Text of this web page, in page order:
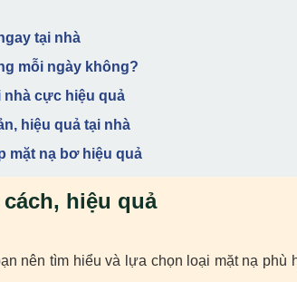
tại nhà
mỗi ngày không?
nhà cực hiệu quả
hiệu quả tại nhà
mặt nạ bơ hiệu quả
hiệu quả
nên tìm hiểu và lựa chọn loại mặt nạ phù